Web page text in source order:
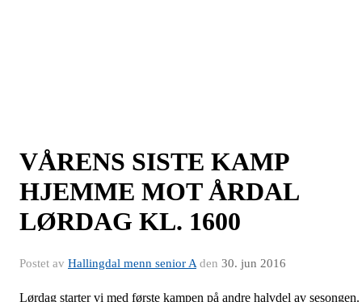
VÅRENS SISTE KAMP
HJEMME MOT ÅRDAL
LØRDAG KL. 1600
Postet av Hallingdal menn senior A den 30. jun 2016
Lørdag starter vi med første kampen på andre halvdel av sesongen.